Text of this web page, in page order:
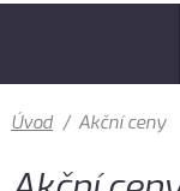
Úvod / Akční ceny